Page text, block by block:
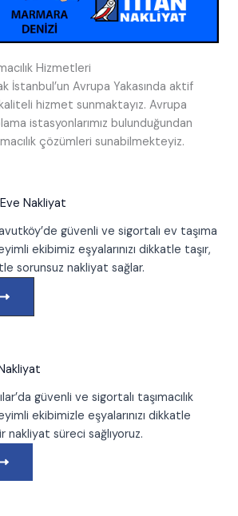
Hizmetleri
İstanbul’un Avrupa Yakasında aktif
hizmet sunmaktayız. Avrupa
istasyonlarımız bulunduğundan
çözümleri sunabilmekteyiz.
Nakliyat
güvenli ve sigortalı ev taşıma
ekibimiz eşyalarınızı dikkatle taşır,
sorunsuz nakliyat sağlar.
güvenli ve sigortalı taşımacılık
ekibimizle eşyalarınızı dikkatle
nakliyat süreci sağlıyoruz.